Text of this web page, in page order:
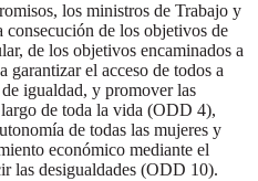
los ministros de Trabajo y
de los objetivos de
de los objetivos encaminados a
el acceso de todos a
igualdad, y promover las
de toda la vida (ODD 4),
de todas las mujeres y
económico mediante el
las desigualdades (ODD 10).